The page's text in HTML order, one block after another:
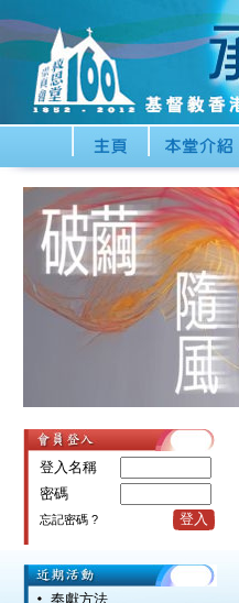
登入名稱
密碼
忘記密碼 ? 登入
奉獻方法